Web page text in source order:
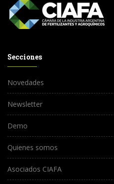
Secciones
Novedades
Newsletter
Demo
Quienes somos
Asociados CIAFA